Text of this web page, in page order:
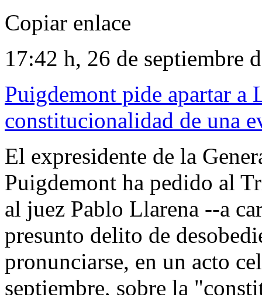
Copiar enlace
17:42 h, 26 de septiembre
Puigdemont pide apartar a
constitucionalidad de una
El expresidente de la
Puigdemont ha pedido al
al juez Pablo Llarena --a
presunto delito de
pronunciarse, en un acto
septiembre, sobre la